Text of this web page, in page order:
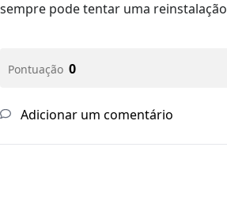
sempre pode tentar uma reinstalação
Pontuação 0
Adicionar um comentário